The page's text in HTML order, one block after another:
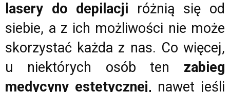
lasery do depilacji różnią się od
siebie, a z ich możliwości nie może
skorzystać każda z nas. Co więcej,
u niektórych osób ten zabieg
medycyny estetycznej, nawet jeśli